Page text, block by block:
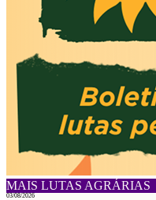
MAIS LUTAS AGRÁRIAS
03/08/2026